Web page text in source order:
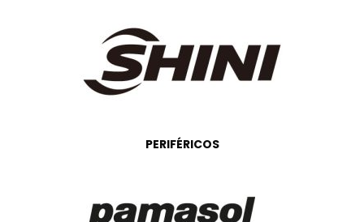
PERIFÉRICOS